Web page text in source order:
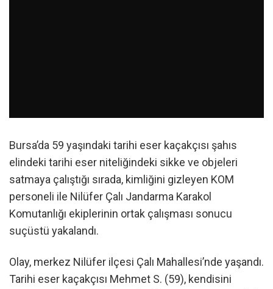
Bursa’da 59 yaşındaki tarihi eser kaçakçısı şahıs
elindeki tarihi eser niteliğindeki sikke ve objeleri
satmaya çalıştığı sırada, kimliğini gizleyen KOM
personeli ile Nilüfer Çalı Jandarma Karakol
Komutanlığı ekiplerinin ortak çalışması sonucu
suçüstü yakalandı.
Olay, merkez Nilüfer ilçesi Çalı Mahallesi’nde yaşandı.
Tarihi eser kaçakçısı Mehmet S. (59), kendisini